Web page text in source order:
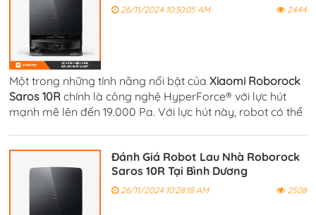
26/11/2024 10:30:05 AM 2444
Một trong những tính năng nổi bật củaXiaomi Roborock
Saros 10R chính là công nghệ HyperForce® với lực hút
mạnh mẽ lên đến 19.000 Pa. Với lực hút này, robot có thể
Đánh Giá Robot Lau Nhà Roborock
Saros 10R Tại Bình Dương
26/11/2024 10:28:18 AM 2508